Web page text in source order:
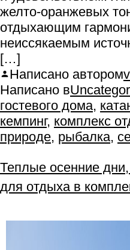
желто-оранжевых
отдыхающим
неиссякаемым
[…]
Написано автором
Написано в
гостевого дома,
кемпинг, комплекс
природе, рыбалка,
Теплые осенние
для отдыха в